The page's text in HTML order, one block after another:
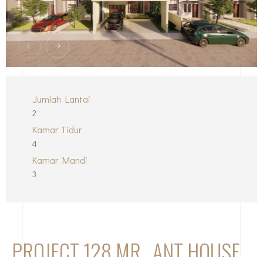
Jumlah Lantai
2
Kamar Tidur
4
Kamar Mandi
3
PROJECT 128 MR . ANT HOUSE